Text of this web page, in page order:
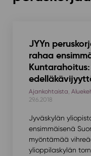
JYYn
rahaa
Ajankohtaista,
29.6.2018
Jyväskylän
ensimmäisenä
myöntämää
ylioppilaskylän